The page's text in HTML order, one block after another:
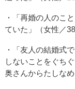
・「再婚の人のこ
ていた」（女性／
・「友人の結婚式
しないことをぐち
奥さんからたしな